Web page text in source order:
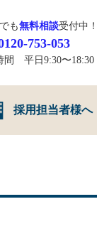
も無料相談受付中！
753-053
間 平日9:30〜18:30
採用担当者様へ